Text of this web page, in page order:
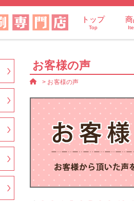
トップ
Top
お客様の声
> お客様の声